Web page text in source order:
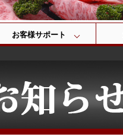
お客様サポート